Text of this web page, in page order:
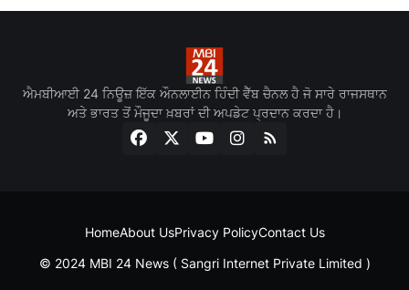
ਐਮਬੀਆਈ 24 ਨਿਊਜ਼ ਇੱਕ ਔਨਲਾਈਨ ਹਿੰਦੀ ਵੈੱਬ ਚੈਨਲ ਹੈ ਜੋ ਸਾਰੇ ਰਾਜਸਥਾਨ
ਅਤੇ ਭਾਰਤ ਤੋਂ ਮੌਜੂਦਾ ਖ਼ਬਰਾਂ ਦੀ ਅਪਡੇਟ ਪ੍ਰਦਾਨ ਕਰਦਾ ਹੈ।
© 2024 MBI 24 News ( Sangri Internet Private Limited )
HomeAbout UsPrivacy PolicyContact Us